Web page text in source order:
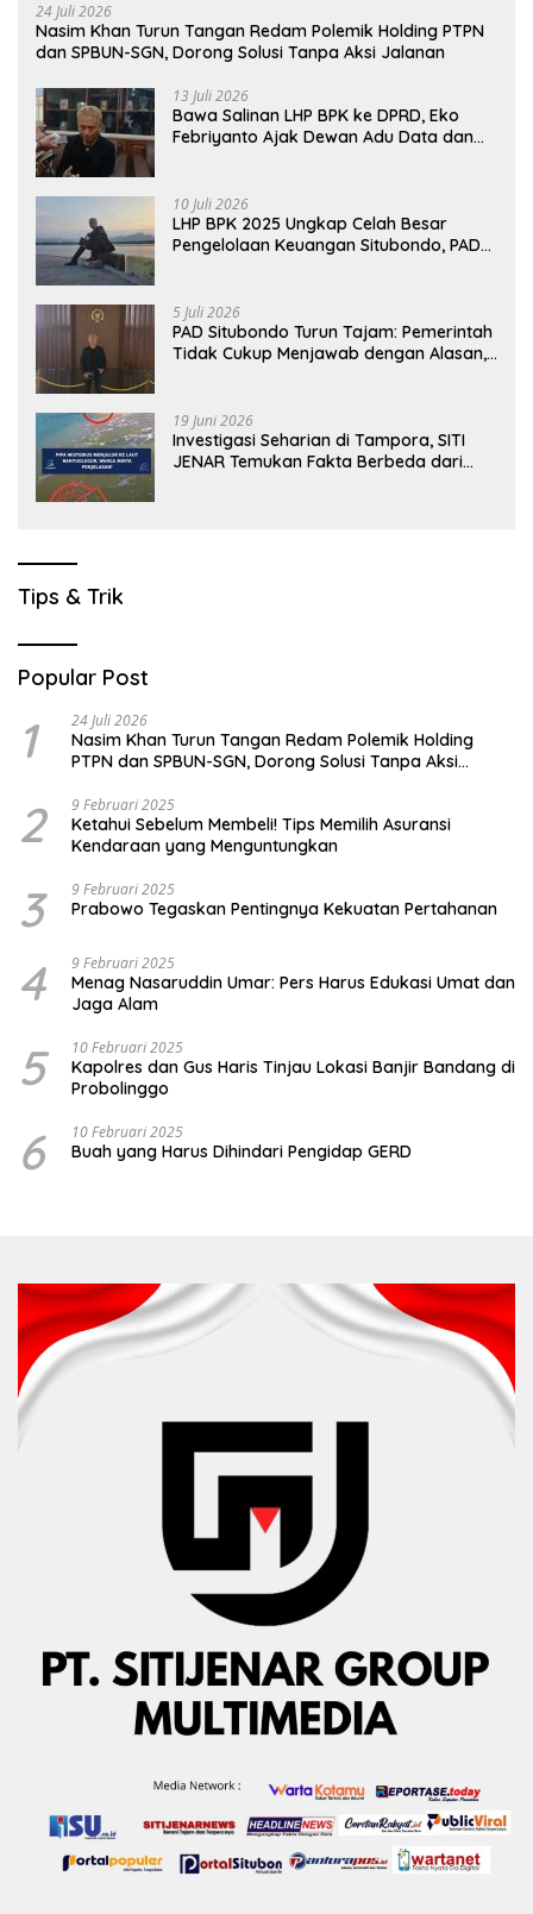
24 Juli 2026
Nasim Khan Turun Tangan Redam Polemik Holding PTPN
dan SPBUN-SGN, Dorong Solusi Tanpa Aksi Jalanan
13 Juli 2026
Bawa Salinan LHP BPK ke DPRD, Eko
Febriyanto Ajak Dewan Adu Data dan
10 Juli 2026
LHP BPK 2025 Ungkap Celah Besar
Pengelolaan Keuangan Situbondo, PAD
5 Juli 2026
PAD Situbondo Turun Tajam: Pemerintah
Tidak Cukup Menjawab dengan Alasan,
19 Juni 2026
Investigasi Seharian di Tampora, SITI
JENAR Temukan Fakta Berbeda dari
Tips & Trik
Popular Post
1 24 Juli 2026
Nasim Khan Turun Tangan Redam Polemik Holding
PTPN dan SPBUN-SGN, Dorong Solusi Tanpa Aksi
2 9 Februari 2025
Ketahui Sebelum Membeli! Tips Memilih Asuransi
Kendaraan yang Menguntungkan
3 9 Februari 2025
Prabowo Tegaskan Pentingnya Kekuatan Pertahanan
4 9 Februari 2025
Menag Nasaruddin Umar: Pers Harus Edukasi Umat dan
Jaga Alam
5 10 Februari 2025
Kapolres dan Gus Haris Tinjau Lokasi Banjir Bandang di
Probolinggo
6 10 Februari 2025
Buah yang Harus Dihindari Pengidap GERD